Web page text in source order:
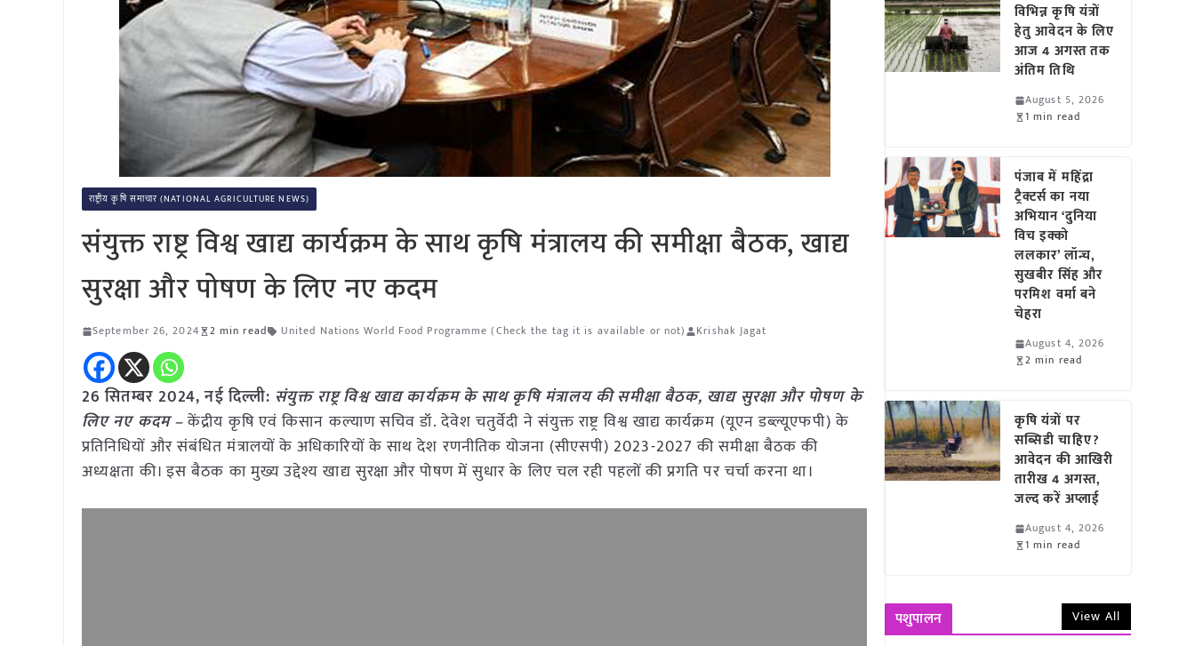
राष्ट्रीय कृषि समाचार (NATIONAL AGRICULTURE NEWS)
संयुक्त राष्ट्र विश्व खाद्य कार्यक्रम के साथ कृषि मंत्रालय की समीक्षा बैठक, खाद्य
सुरक्षा और पोषण के लिए नए कदम
September 26, 2024 2 min read United Nations World Food Programme (Check the tag it is available or not) Krishak Jagat
26 सितम्बर 2024, नई दिल्ली: संयुक्त राष्ट्र विश्व खाद्य कार्यक्रम के साथ कृषि मंत्रालय की समीक्षा बैठक, खाद्य सुरक्षा और पोषण के
लिए नए कदम –केंद्रीय कृषि एवं किसान कल्याण सचिव डॉ. देवेश चतुर्वेदी ने संयुक्त राष्ट्र विश्व खाद्य कार्यक्रम (यूएन डब्ल्यूएफपी) के
प्रतिनिधियों और संबंधित मंत्रालयों के अधिकारियों के साथ देश रणनीतिक योजना (सीएसपी) 2023-2027 की समीक्षा बैठक की
अध्यक्षता की। इस बैठक का मुख्य उद्देश्य खाद्य सुरक्षा और पोषण में सुधार के लिए चल रही पहलों की प्रगति पर चर्चा करना था।
विभिन्न कृषि यंत्रों
हेतु आवेदन के लिए
आज 4 अगस्त तक
अंतिम तिथि
August 5, 2026
1 min read
पंजाब में महिंद्रा
ट्रैक्टर्स का नया
अभियान ‘दुनिया
विच इक्को
ललकार’ लॉन्च,
सुखबीर सिंह और
परमिश वर्मा बने
चेहरा
August 4, 2026
2 min read
कृषि यंत्रों पर
सब्सिडी चाहिए?
आवेदन की आखिरी
तारीख 4 अगस्त,
जल्द करें अप्लाई
August 4, 2026
1 min read
पशुपालन View All